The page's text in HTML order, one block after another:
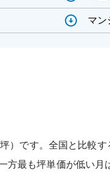
マン
です。全国と比較す
一方最も坪単価が低い月